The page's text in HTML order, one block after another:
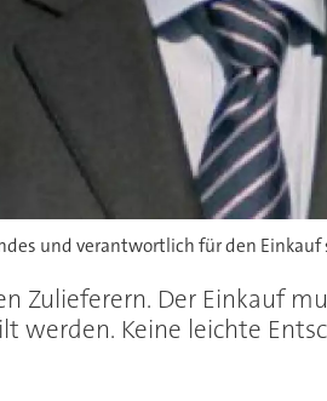
und verantwortlich für den
Zulieferern. Der Einkauf
Keine leichte